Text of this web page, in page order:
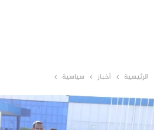
الرئيسية أخبار سياسية